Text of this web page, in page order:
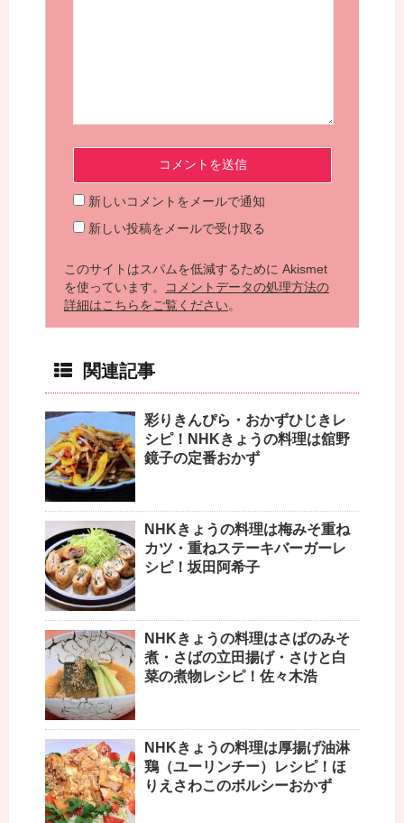
新しいコメントをメールで通知
新しい投稿をメールで受け取る
このサイトはスパムを低減するために Akismet
を使っています。
コメントデータの処理方法の
詳細はこちらをご覧ください。
関連記事
彩りきんぴら・おかずひじきレ
シピ！NHKきょうの料理は舘野
鏡子の定番おかず
NHKきょうの料理は梅みそ重ね
カツ・重ねステーキバーガーレ
シピ！坂田阿希子
NHKきょうの料理はさばのみそ
煮・さばの立田揚げ・さけと白
菜の煮物レシピ！佐々木浩
NHKきょうの料理は厚揚げ油淋
鶏（ユーリンチー）レシピ！ほ
りえさわこのボルシーおかず